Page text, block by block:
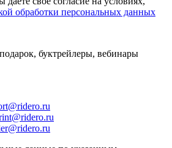
обработки персональных данных
буктрейлеры, вебинары